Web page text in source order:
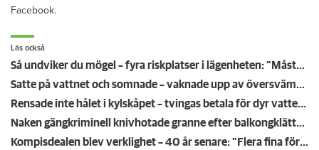
Facebook.
Läs också
Så undviker du mögel – fyra riskplatser i lägenheten: ”Måste städa bort”
Satte på vattnet och somnade – vaknade upp av översvämning hos grannen
Rensade inte hålet i kylskåpet – tvingas betala för dyr vattenskada
Naken gängkriminell knivhotade granne efter balkongklättring
Kompisdealen blev verklighet – 40 år senare: "Flera fina fördelar med att dela bostad"